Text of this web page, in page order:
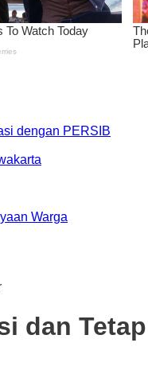
dengan PERSIB
Warga
dan